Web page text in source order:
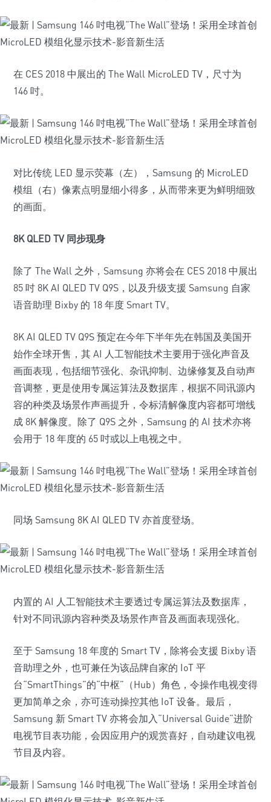
在 CES 2018 中展出的 The Wall MicroLED TV，尺寸为
146 吋。
对比传统 LED 显示荧幕（左），Samsung 的 MicroLED
模组（右）像素点明显细小得多，从而带来更为鲜明细致
的画面。
8K QLED TV 同步现身
除了 The Wall 之外，Samsung 亦将会在 CES 2018 中展出
85 吋 8K AI QLED TV Q9S，以及升级支援 Samsung 自家
语音助理 Bixby 的 18 年度 Smart TV。
8K AI QLED TV Q9S 预定在今年下半年先在韩国及美国开
始作全球开售，其 AI 人工智能技术主要用于强化声音及
画面表现，包括细节强化、杂讯抑制、边缘修复及自动声
音调整，更是使用专属运算法及数据库，根据不同讯源内
容的种类及场景作声画提升，令标清解像度内容都可增线
成 8K 解像度。除了 Q9S 之外，Samsung 的 AI 技术亦将
会用于 18 年度的 65 吋或以上电视之中。
同场 Samsung 8K AI QLED TV 亦首度登场。
内置的 AI 人工智能技术主要透过专属运算法及数据库，
针对不同讯源内容种类及场景作声音及画面表现强化。
至于 Samsung 18 年度的 Smart TV，除将会支援 Bixby 语
音助理之外，也可兼任为该品牌自家的 IoT 平
台“SmartThings”的“中枢”（Hub）角色，令操作电视变得
更加简单之余，亦可连动操控其他 IoT 设备。最后，
Samsung 新 Smart TV 亦将会加入“Universal Guide”进阶
电视节目表功能，会因应用户的观赏喜好，自动建议电视
节目及内容。